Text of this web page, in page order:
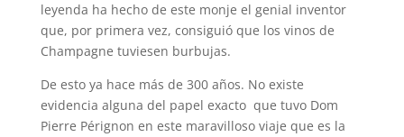
leyenda ha hecho de este monje el genial inventor
que, por primera vez, consiguió que los vinos de
Champagne tuviesen burbujas.
De esto ya hace más de 300 años. No existe
evidencia alguna del papel exacto que tuvo Dom
Pierre Pérignon en este maravilloso viaje que es la